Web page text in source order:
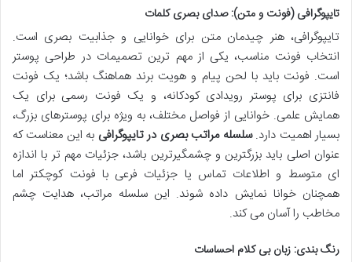
تایپوگرافی (فونت و متن): صدای بصری کلمات
تایپوگرافی، هنر چیدمان متن برای خوانایی و جذابیت بصری است.
انتخاب فونت مناسب، یکی از مهم ترین تصمیمات در طراحی پوستر
است. فونت باید با لحن پیام و هویت برند هماهنگ باشد؛ یک فونت
فانتزی برای پوستر رویدادی کودکانه، و یک فونت رسمی برای یک
همایش علمی. خوانایی از فواصل مختلف، به ویژه برای پوسترهای بزرگ،
بسیار اهمیت دارد.سلسله مراتب بصری در تایپوگرافی به این معناست که
عنوان اصلی باید بزرگترین و چشمگیرترین باشد، جزئیات مهم تر با اندازه
ای متوسط و اطلاعات تماس یا جزئیات فرعی با فونت کوچکتر اما
همچنان خوانا نمایش داده شوند. این سلسله مراتب، هدایت چشم
مخاطب را آسان می کند.
رنگ بندی: زبان بی کلام احساسات